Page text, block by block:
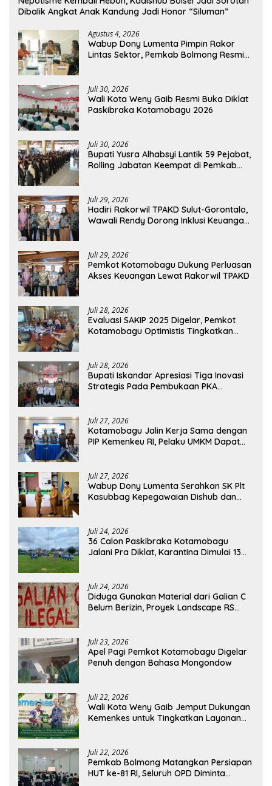
Dibalik Angkat Anak Kandung Jadi Honor “Siluman”
Agustus 4, 2026
Wabup Dony Lumenta Pimpin Rakor
Lintas Sektor, Pemkab Bolmong Resmi
Juli 30, 2026
Wali Kota Weny Gaib Resmi Buka Diklat
Paskibraka Kotamobagu 2026
Juli 30, 2026
Bupati Yusra Alhabsyi Lantik 59 Pejabat,
Rolling Jabatan Keempat di Pemkab
Juli 29, 2026
Hadiri Rakorwil TPAKD Sulut-Gorontalo,
Wawali Rendy Dorong Inklusi Keuangan
Juli 29, 2026
Pemkot Kotamobagu Dukung Perluasan
Akses Keuangan Lewat Rakorwil TPAKD
Juli 28, 2026
Evaluasi SAKIP 2025 Digelar, Pemkot
Kotamobagu Optimistis Tingkatkan
Juli 28, 2026
Bupati Iskandar Apresiasi Tiga Inovasi
Strategis Pada Pembukaan PKA
Juli 27, 2026
Kotamobagu Jalin Kerja Sama dengan
PIP Kemenkeu RI, Pelaku UMKM Dapat
Juli 27, 2026
Wabup Dony Lumenta Serahkan SK Plt
Kasubbag Kepegawaian Dishub dan
Juli 24, 2026
36 Calon Paskibraka Kotamobagu
Jalani Pra Diklat, Karantina Dimulai 13
Juli 24, 2026
Diduga Gunakan Material dari Galian C
Belum Berizin, Proyek Landscape RS
Juli 23, 2026
Apel Pagi Pemkot Kotamobagu Digelar
Penuh dengan Bahasa Mongondow
Juli 22, 2026
Wali Kota Weny Gaib Jemput Dukungan
Kemenkes untuk Tingkatkan Layanan
Juli 22, 2026
Pemkab Bolmong Matangkan Persiapan
HUT ke-81 RI, Seluruh OPD Diminta